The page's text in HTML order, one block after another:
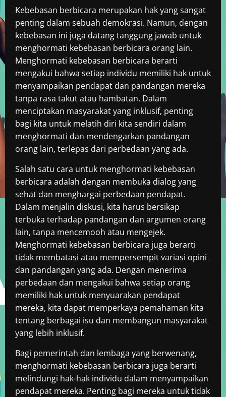
Kebebasan berbicara merupakan hak yang sangat
penting dalam sebuah demokrasi. Namun, dengan
kebebasan ini juga datang tanggung jawab untuk
menghormati kebebasan berbicara orang lain.
Menghormati kebebasan berbicara berarti
mengakui bahwa setiap individu memiliki hak untuk
menyampaikan pendapat dan pandangan mereka
tanpa rasa takut atau hambatan. Dalam
menciptakan masyarakat yang inklusif, penting
bagi kita untuk melatih diri kita sendiri dalam
menghormati dan mendengarkan pandangan
orang lain, terlepas dari perbedaan yang ada.
Salah satu cara untuk menghormati kebebasan
berbicara adalah dengan membuka dialog yang
sehat dan menghargai perbedaan pendapat.
Dalam menjalin diskusi, kita harus bersikap
terbuka terhadap pandangan dan argumen orang
lain, tanpa mencemooh atau mengejek.
Menghormati kebebasan berbicara juga berarti
tidak membatasi atau mempersempit variasi opini
dan pandangan yang ada. Dengan menerima
perbedaan dan mengakui bahwa setiap orang
memiliki hak untuk menyuarakan pendapat
mereka, kita dapat memperkaya pemahaman kita
tentang berbagai isu dan membangun masyarakat
yang lebih inklusif.
Bagi pemerintah dan lembaga yang berwenang,
menghormati kebebasan berbicara juga berarti
melindungi hak-hak individu dalam menyampaikan
pendapat mereka. Penting bagi mereka untuk tidak